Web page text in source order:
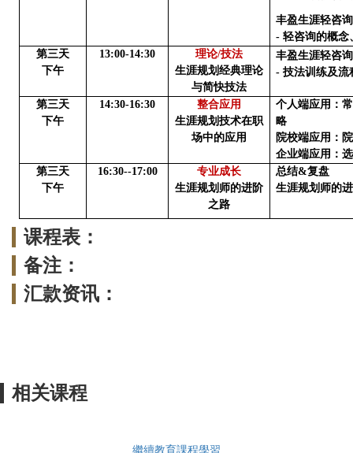
丰盈生涯轻咨询
- 轻咨询的概念
第三天
下午
13:00-14:30 理论/技法
生涯规划经典理论
与简快技法
丰盈生涯轻咨询
- 技法训练及流
第三天
下午
14:30-16:30 整合应用
生涯规划技术在职
场中的应用
个人端应用 ：
略
院校端应用 ：
企业端应用 ：
第三天
下午
16:30--17:00
专业成长
生涯规划师的进阶
之路
总结&复盘
生涯规划师的
课程表：
备注：
汇款资讯：
相关课程
繼續教育課程學習